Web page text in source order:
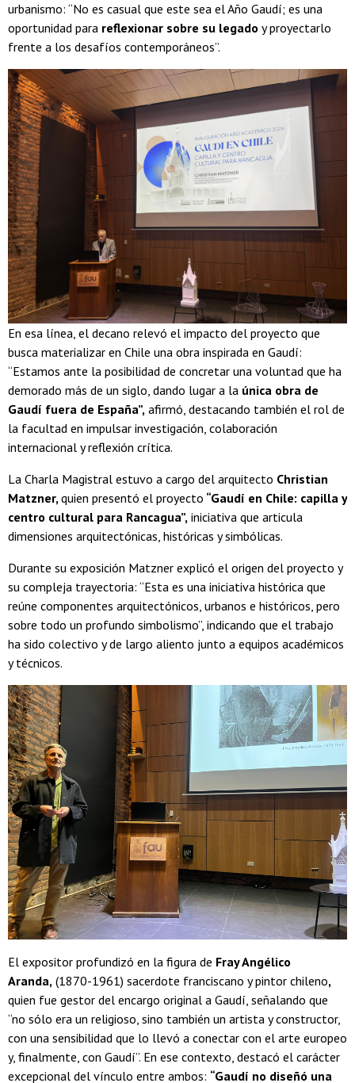
urbanismo: “No es casual que este sea el Año Gaudí; es una
oportunidad para reflexionar sobre su legado y proyectarlo
frente a los desafíos contemporáneos”.
En esa línea, el decano relevó el impacto del proyecto que
busca materializar en Chile una obra inspirada en Gaudí:
“Estamos ante la posibilidad de concretar una voluntad que ha
demorado más de un siglo, dando lugar a la única obra de
Gaudí fuera de España”, afirmó, destacando también el rol de
la facultad en impulsar investigación, colaboración
internacional y reflexión crítica.
La Charla Magistral estuvo a cargo del arquitecto Christian
Matzner,quien presentó el proyecto “Gaudí en Chile: capilla y
centro cultural para Rancagua”, iniciativa que articula
dimensiones arquitectónicas, históricas y simbólicas.
Durante su exposición Matzner explicó el origen del proyecto y
su compleja trayectoria: “Esta es una iniciativa histórica que
reúne componentes arquitectónicos, urbanos e históricos, pero
sobre todo un profundo simbolismo”, indicando que el trabajo
ha sido colectivo y de largo aliento junto a equipos académicos
y técnicos.
El expositor profundizó en la figura de Fray Angélico
Aranda, (1870-1961) sacerdote franciscano y pintor chileno,
quien fue gestor del encargo original a Gaudí, señalando que
“no sólo era un religioso, sino también un artista y constructor,
con una sensibilidad que lo llevó a conectar con el arte europeo
y, finalmente, con Gaudí”. En ese contexto, destacó el carácter
excepcional del vínculo entre ambos: “Gaudí no diseñó una